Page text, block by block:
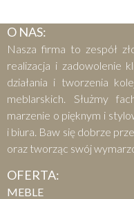
O NAS:
Nasza firma to zespół
realizacja i zadowolenie
działania i tworzenia
meblarskich. Służmy
marzenie o pięknym i
i biura. Baw się dobrze
oraz tworząc swój
OFERTA:
MEBLE